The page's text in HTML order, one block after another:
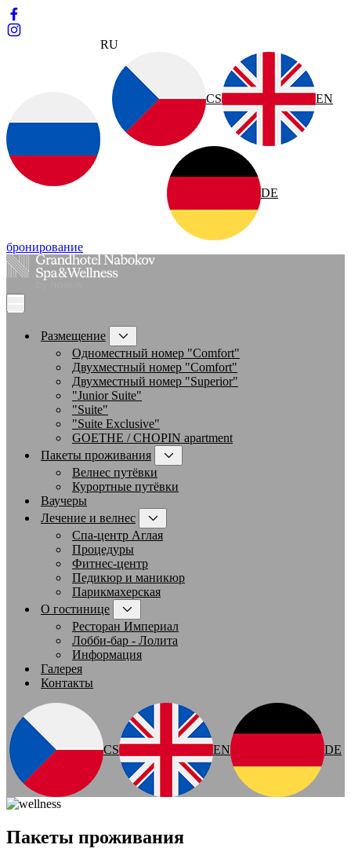
RU
CS EN
DE
бронирование
Размещение
Одноместный номер "Comfort"
Двухместный номер "Comfort"
Двухместный номер "Superior"
"Junior Suite"
"Suite"
"Suite Exclusive"
GOETHE / CHOPIN apartment
Пакеты проживания
Велнес путёвки
Курортные путёвки
Ваучеры
Лечение и велнес
Спа-центр Аглая
Процедуры
Фитнес-центр
Педикюр и маникюр
Парикмахерская
О гостинице
Ресторан Империал
Лобби-бар - Лолита
Информация
Галерея
Контакты
CS EN DE
Пакеты проживания